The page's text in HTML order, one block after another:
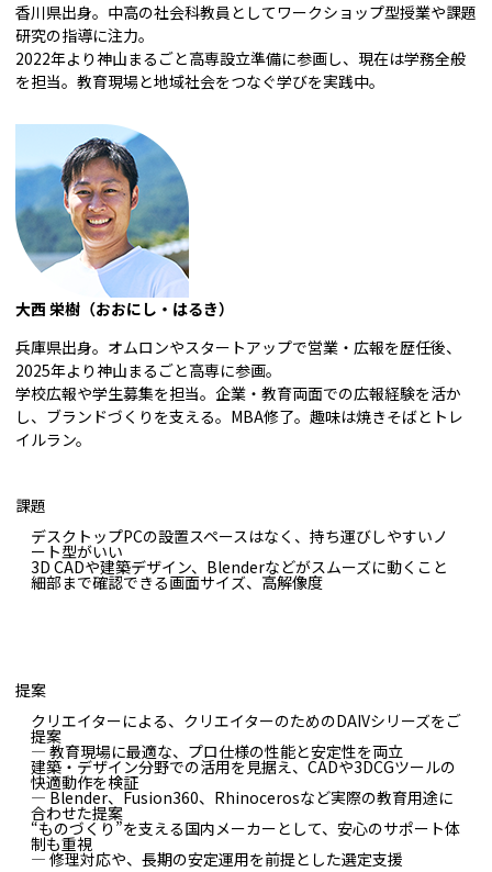
香川県出身。中高の社会科教員としてワークショップ型授業や課題
研究の指導に注力。
2022年より神山まるごと高専設立準備に参画し、現在は学務全般
を担当。教育現場と地域社会をつなぐ学びを実践中。
大西 栄樹（おおにし・はるき）
兵庫県出身。オムロンやスタートアップで営業・広報を歴任後、
2025年より神山まるごと高専に参画。
学校広報や学生募集を担当。企業・教育両面での広報経験を活か
し、ブランドづくりを支える。MBA修了。趣味は焼きそばとトレ
イルラン。
課題
デスクトップPCの設置スペースはなく、持ち運びしやすいノ
ート型がいい
3D CADや建築デザイン、Blenderなどがスムーズに動くこと
細部まで確認できる画面サイズ、高解像度
提案
クリエイターによる、クリエイターのためのDAIVシリーズをご
提案
― 教育現場に最適な、プロ仕様の性能と安定性を両立
建築・デザイン分野での活用を見据え、CADや3DCGツールの
快適動作を検証
― Blender、Fusion360、Rhinocerosなど実際の教育用途に
合わせた提案
“ものづくり”を支える国内メーカーとして、安心のサポート体
制も重視
― 修理対応や、長期の安定運用を前提とした選定支援